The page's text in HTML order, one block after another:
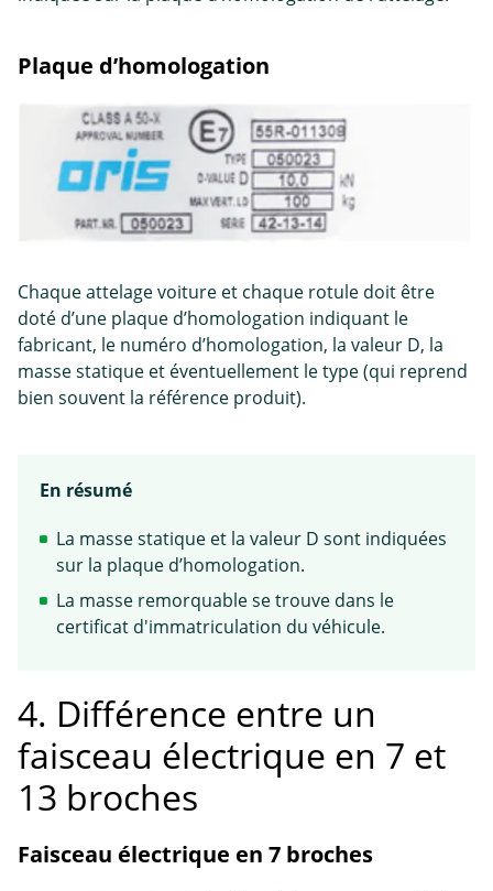
Plaque d’homologation
Chaque attelage voiture et chaque rotule doit être
doté d’une plaque d’homologation indiquant le
fabricant, le numéro d’homologation, la valeur D, la
masse statique et éventuellement le type (qui reprend
bien souvent la référence produit).
En résumé
La masse statique et la valeur D sont indiquées
sur la plaque d’homologation.
La masse remorquable se trouve dans le
certificat d'immatriculation du véhicule.
4. Différence entre un
faisceau électrique en 7 et
13 broches
Faisceau électrique en 7 broches